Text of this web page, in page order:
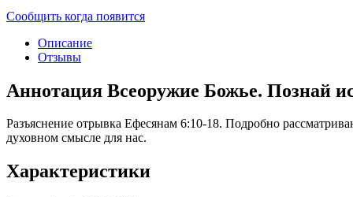
Сообщить когда появится
Описание
Отзывы
Аннотация Всеоружие Божье. Познай
Разъяснение отрывка Ефесянам 6:10-18. Подробно
духовном смысле для нас.
Характеристики